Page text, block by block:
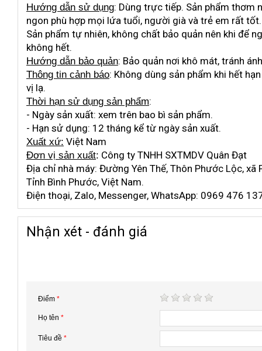
Hướng dẫn sử dụng: Dùng trực tiếp. Sản phẩm thơm
ngon phù hợp mọi lứa tuổi, người già và trẻ em rất tốt.
Sản phẩm tự nhiên, không chất bảo quản nên khi để
không hết.
Hướng dẫn bảo quản: Bảo quản nơi khô mát, tránh
Thông tin cảnh báo: Không dùng sản phẩm khi hết
vị lạ.
Thời hạn sử dụng sản phẩm:
- Ngày sản xuất: xem trên bao bì sản phẩm.
- Hạn sử dụng: 12 tháng kể từ ngày sản xuất.
Xuất xứ: Việt Nam
Đơn vị sản xuất: Công ty TNHH SXTMDV Quân Đạt
Địa chỉ nhà máy: Đường Yên Thế, Thôn Phước Lộc, xã
Tỉnh Bình Phước, Việt Nam.
Điện thoại, Zalo, Messenger, WhatsApp: 0969 476
Nhận xét - đánh giá
Điểm *
Họ tên *
Tiêu đề *